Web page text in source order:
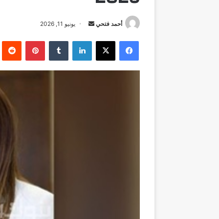
أحمد فتحي
أرسل
إلكترونيا
يونيو 11, 2026
فيسبوك ‫X لينكدإن بينتيريست